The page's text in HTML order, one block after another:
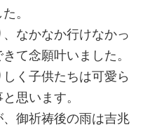
。
なかなか行けなかっ
て念願叶いました。
く子供たちは可愛ら
思います。
御祈祷後の雨は吉兆